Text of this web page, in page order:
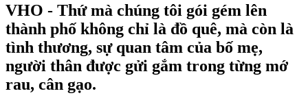
VHO - Thứ mà chúng tôi gói gém lên
thành phố không chỉ là đồ quê, mà còn là
tình thương, sự quan tâm của bố mẹ,
người thân được gửi gắm trong từng mớ
rau, cân gạo.